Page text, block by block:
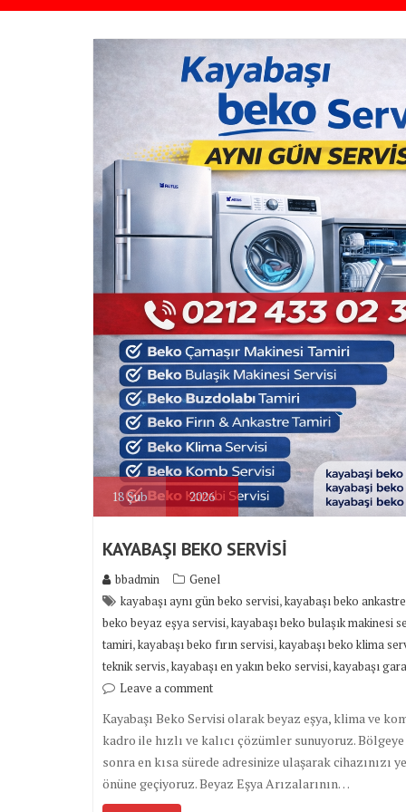
18Şub 2026
KAYABAŞI BEKO SERVİSİ
bbadmin
Genel
kayabaşı aynı gün beko servisi,kayabaşı beko
beko beyaz eşya servisi,kayabaşı beko bulaşık makinesi
tamiri,kayabaşı beko fırın servisi,kayabaşı beko klima
teknik servis,kayabaşı en yakın beko servisi,kayabaşı
Leave a comment
Kayabaşı Beko Servisi olarak beyaz eşya, klima ve
kadro ile hızlı ve kalıcı çözümler sunuyoruz.
sonra en kısa sürede adresinize ulaşarak
önüne geçiyoruz. Beyaz Eşya Arızalarının…